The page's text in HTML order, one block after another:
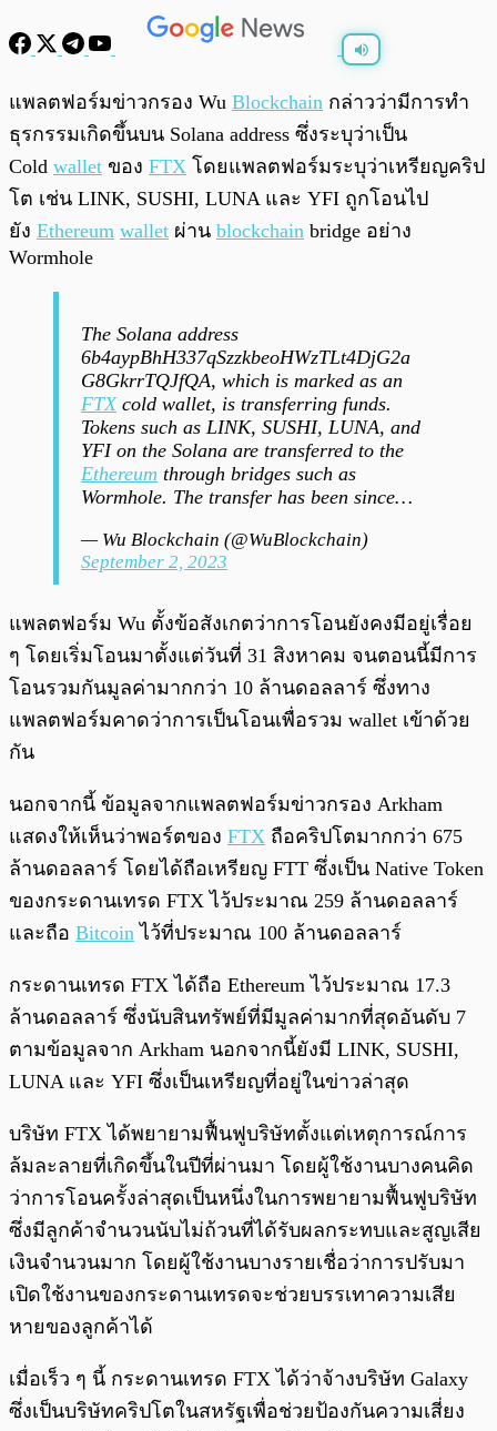
พร้อมเล่น 0:00 /
แพลตฟอร์มข่าวกรอง Wu Blockchain กล่าวว่ามีการทำ
ธุรกรรมเกิดขึ้นบน Solana address ซึ่งระบุว่าเป็น
Cold wallet ของ FTX โดยแพลตฟอร์มระบุว่าเหรียญคริป
โต เช่น LINK, SUSHI, LUNA และ YFI ถูกโอนไป
ยัง Ethereum wallet ผ่าน blockchain bridge อย่าง
Wormhole
The Solana address
6b4aypBhH337qSzzkbeoHWzTLt4DjG2a
G8GkrrTQJfQA, which is marked as an
FTXcold wallet, is transferring funds.
Tokens such as LINK, SUSHI, LUNA, and
YFI on the Solana are transferred to the
Ethereum through bridges such as
Wormhole. The transfer has been since…
— Wu Blockchain (@WuBlockchain)
September 2, 2023
แพลตฟอร์ม Wu ตั้งข้อสังเกตว่าการโอนยังคงมีอยู่เรื่อย
ๆ โดยเริ่มโอนมาตั้งแต่วันที่ 31 สิงหาคม จนตอนนี้มีการ
โอนรวมกันมูลค่ามากกว่า 10 ล้านดอลลาร์ ซึ่งทาง
แพลตฟอร์มคาดว่าการเป็นโอนเพื่อรวม wallet เข้าด้วย
กัน
นอกจากนี้ ข้อมูลจากแพลตฟอร์มข่าวกรอง Arkham
แสดงให้เห็นว่าพอร์ตของ FTX ถือคริปโตมากกว่า 675
ล้านดอลลาร์ โดยได้ถือเหรียญ FTT ซึ่งเป็น Native Token
ของกระดานเทรด FTX ไว้ประมาณ 259 ล้านดอลลาร์
และถือ Bitcoin ไว้ที่ประมาณ 100 ล้านดอลลาร์
กระดานเทรด FTX ได้ถือ Ethereum ไว้ประมาณ 17.3
ล้านดอลลาร์ ซึ่งนับสินทรัพย์ที่มีมูลค่ามากที่สุดอันดับ 7
ตามข้อมูลจาก Arkham นอกจากนี้ยังมี LINK, SUSHI,
LUNA และ YFI ซึ่งเป็นเหรียญที่อยู่ในข่าวล่าสุด
บริษัท FTX ได้พยายามฟื้นฟูบริษัทตั้งแต่เหตุการณ์การ
ล้มละลายที่เกิดขึ้นในปีที่ผ่านมา โดยผู้ใช้งานบางคนคิด
ว่าการโอนครั้งล่าสุดเป็นหนึ่งในการพยายามฟื้นฟูบริษัท
ซึ่งมีลูกค้าจำนวนนับไม่ถ้วนที่ได้รับผลกระทบและสูญเสีย
เงินจำนวนมาก โดยผู้ใช้งานบางรายเชื่อว่าการปรับมา
เปิดใช้งานของกระดานเทรดจะช่วยบรรเทาความเสีย
หายของลูกค้าได้
เมื่อเร็ว ๆ นี้ กระดานเทรด FTX ได้ว่าจ้างบริษัท Galaxy
ซึ่งเป็นบริษัทคริปโตในสหรัฐเพื่อช่วยป้องกันความเสี่ยง